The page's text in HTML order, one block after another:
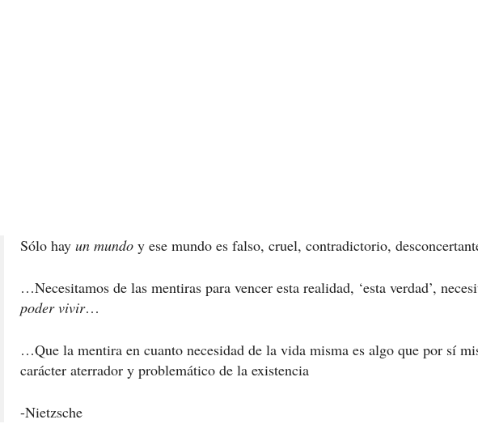
Sólo hay un mundo y ese mundo es falso, cruel, contradictorio,
…Necesitamos de las mentiras para vencer esta realidad, ‘esta verdad’,
poder vivir…
…Que la mentira en cuanto necesidad de la vida misma es algo que por sí
carácter aterrador y problemático de la existencia
-Nietzsche